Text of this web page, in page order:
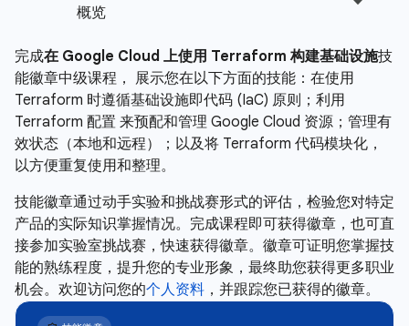
完成在 Google Cloud 上使用 Terraform 构建基础设施技
能徽章中级课程， 展示您在以下方面的技能：在使用
Terraform 时遵循基础设施即代码 (IaC) 原则；利用
Terraform 配置 来预配和管理 Google Cloud 资源；管理有
效状态（本地和远程）；以及将 Terraform 代码模块化，
以方便重复使用和整理。
技能徽章通过动手实验和挑战赛形式的评估，检验您对特定
产品的实际知识掌握情况。完成课程即可获得徽章，也可直
接参加实验室挑战赛，快速获得徽章。徽章可证明您掌握技
能的熟练程度，提升您的专业形象，最终助您获得更多职业
机会。欢迎访问您的个人资料 ，并跟踪您已获得的徽章。